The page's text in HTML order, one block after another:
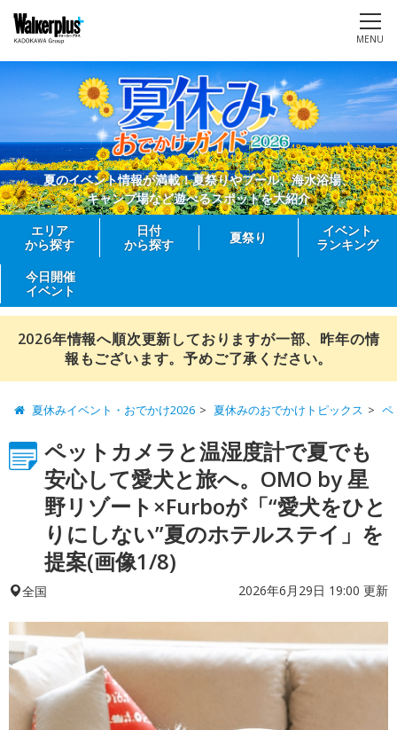
MENU
夏のイベント情報が満載！夏祭りやプール、海水浴場、
キャンプ場など遊べるスポットを大紹介
エリア
から探す
日付
から探す
夏祭り
イベント
ランキング
今日開催
イベント
2026年情報へ順次更新しておりますが一部、昨年の情
報もございます。予めご了承ください。
夏休みイベント・おでかけ2026 夏休みのおでかけトピックス ペ
ペットカメラと温湿度計で夏でも
安心して愛犬と旅へ。OMO by 星
野リゾート×Furboが「“愛犬をひと
りにしない”夏のホテルステイ」を
提案(画像1/8)
全国 2026年6月29日 19:00 更新